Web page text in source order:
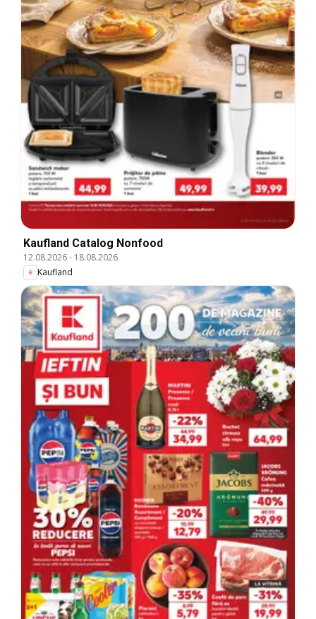
Kaufland Catalog Nonfood
12.08.2026- 18.08.2026
Kaufland